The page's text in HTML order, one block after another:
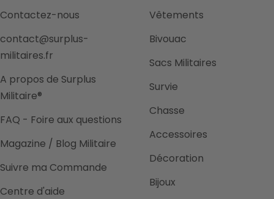
Contactez-nous
contact@surplus-
militaires.fr
A propos de Surplus
Militaire®
FAQ - Foire aux questions
Magazine / Blog Militaire
Suivre ma Commande
Centre d'aide
Vêtements
Bivouac
Sacs Militaires
Survie
Chasse
Accessoires
Décoration
Bijoux